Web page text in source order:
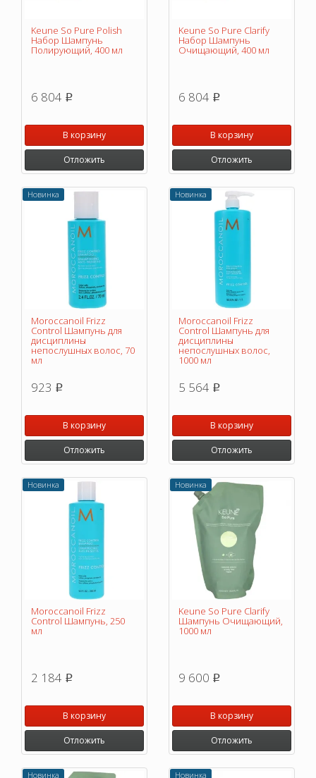
Keune So Pure Polish
Набор Шампунь
Полирующий, 400 мл
6 804 p
В корзину
Отложить
Keune So Pure Clarify
Набор Шампунь
Очищающий, 400 мл
6 804 p
В корзину
Отложить
Новинка
Moroccanoil Frizz
Control Шампунь для
дисциплины
непослушных волос, 70
мл
923 p
В корзину
Отложить
Новинка
Moroccanoil Frizz
Control Шампунь для
дисциплины
непослушных волос,
1000 мл
5 564 p
В корзину
Отложить
Новинка
Moroccanoil Frizz
Control Шампунь, 250
мл
2 184 p
В корзину
Отложить
Новинка
Keune So Pure Clarify
Шампунь Очищающий,
1000 мл
9 600 p
В корзину
Отложить
Новинка Новинка